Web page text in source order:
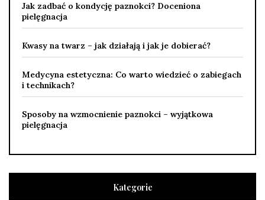
Jak zadbać o kondycję paznokci? Doceniona
pielęgnacja
Kwasy na twarz – jak działają i jak je dobierać?
Medycyna estetyczna: Co warto wiedzieć o zabiegach
i technikach?
Sposoby na wzmocnienie paznokci – wyjątkowa
pielęgnacja
Kategorie